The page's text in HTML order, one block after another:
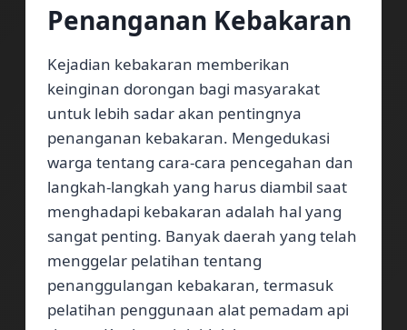
Penanganan Kebakaran
Kejadian kebakaran memberikan
keinginan dorongan bagi masyarakat
untuk lebih sadar akan pentingnya
penanganan kebakaran. Mengedukasi
warga tentang cara-cara pencegahan dan
langkah-langkah yang harus diambil saat
menghadapi kebakaran adalah hal yang
sangat penting. Banyak daerah yang telah
menggelar pelatihan tentang
penanggulangan kebakaran, termasuk
pelatihan penggunaan alat pemadam api